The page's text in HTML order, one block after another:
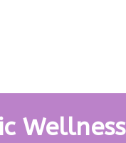
Wellness